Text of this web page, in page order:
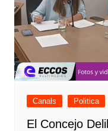
Canals Politica
El Concejo